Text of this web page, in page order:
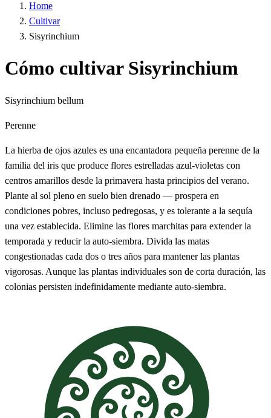
Home
Cultivar
Sisyrinchium
Cómo cultivar Sisyrinchium
Sisyrinchium bellum
Perenne
La hierba de ojos azules es una encantadora pequeña perenne de la
familia del iris que produce flores estrelladas azul-violetas con
centros amarillos desde la primavera hasta principios del verano.
Plante al sol pleno en suelo bien drenado — prospera en
condiciones pobres, incluso pedregosas, y es tolerante a la sequía
una vez establecida. Elimine las flores marchitas para extender la
temporada y reducir la auto-siembra. Divida las matas
congestionadas cada dos o tres años para mantener las plantas
vigorosas. Aunque las plantas individuales son de corta duración, las
colonias persisten indefinidamente mediante auto-siembra.